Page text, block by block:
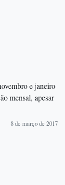
e janeiro
mensal, apesar
8 de março de 2017